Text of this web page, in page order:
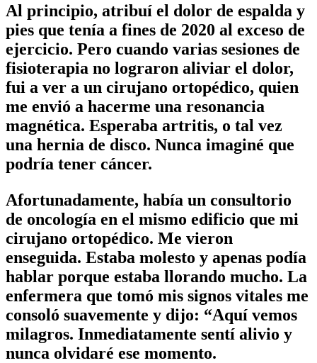
Al principio, atribuí el dolor de espalda y
pies que tenía a fines de 2020 al exceso de
ejercicio. Pero cuando varias sesiones de
fisioterapia no lograron aliviar el dolor,
fui a ver a un cirujano ortopédico, quien
me envió a hacerme una resonancia
magnética. Esperaba artritis, o tal vez
una hernia de disco. Nunca imaginé que
podría tener cáncer.
Afortunadamente, había un consultorio
de oncología en el mismo edificio que mi
cirujano ortopédico. Me vieron
enseguida. Estaba molesto y apenas podía
hablar porque estaba llorando mucho. La
enfermera que tomó mis signos vitales me
consoló suavemente y dijo: “Aquí vemos
milagros. Inmediatamente sentí alivio y
nunca olvidaré ese momento.